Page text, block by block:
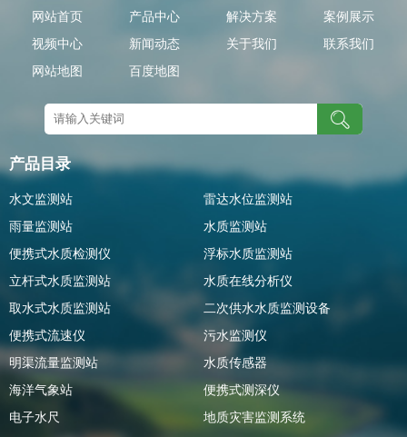
网站首页 产品中心 解决方案
案例展示
视频中心
新闻动态 关于我们
联系我们
网站地图
百度地图
产品目录
水文监测站
雷达水位监测站
雨量监测站
水质监测站
便携式水质检测仪
浮标水质监测站
立杆式水质监测站
水质在线分析仪
取水式水质监测站
二次供水水质监测设备
便携式流速仪
污水监测仪
明渠流量监测站
水质传感器
海洋气象站
便携式测深仪
电子水尺
地质灾害监测系统